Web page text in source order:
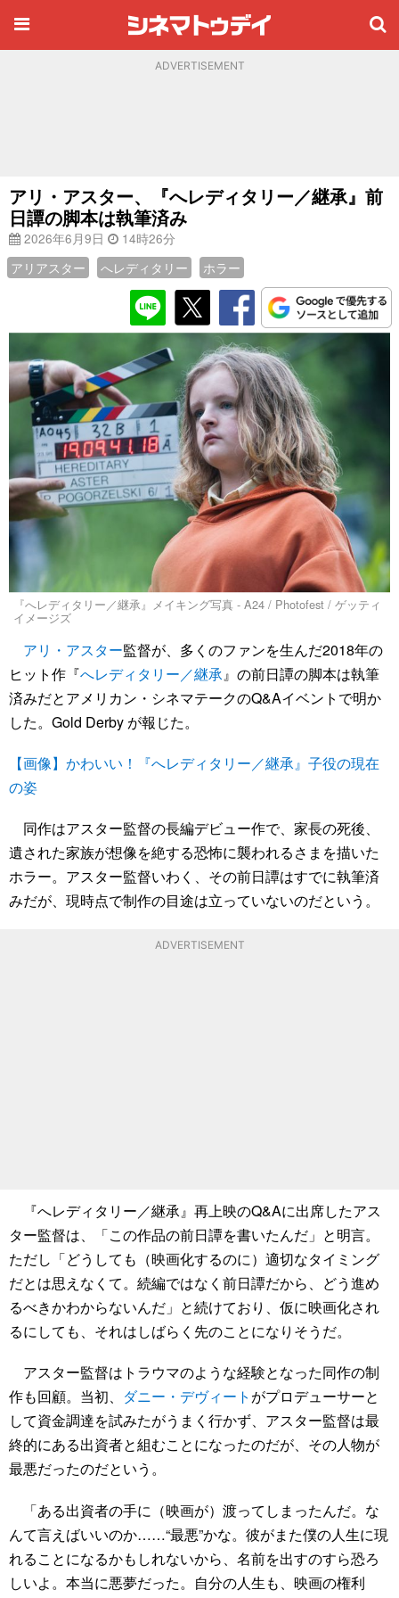
ADVERTISEMENT
アリ・アスター、『へレディタリー／継承』前
日譚の脚本は執筆済み
2026年6月9日
14時26分
アリアスター
へレディタリー ホラー
『へレディタリー／継承』メイキング写真 - A24 / Photofest / ゲッティ
イメージズ
アリ・アスター監督が、多くのファンを生んだ2018年の
ヒット作『へレディタリー／継承 』の前日譚の脚本は執筆
済みだとアメリカン・シネマテークのQ&Aイベントで明か
した。Gold Derby が報じた。
【画像】かわいい！『へレディタリー／継承』子役の現在
の姿
同作はアスター監督の長編デビュー作で、家長の死後、
遺された家族が想像を絶する恐怖に襲われるさまを描いた
ホラー。アスター監督いわく、その前日譚はすでに執筆済
みだが、現時点で制作の目途は立っていないのだという。
ADVERTISEMENT
『へレディタリー／継承』再上映のQ&Aに出席したアス
ター監督は、「この作品の前日譚を書いたんだ」と明言。
ただし「どうしても（映画化するのに）適切なタイミング
だとは思えなくて。続編ではなく前日譚だから、どう進め
るべきかわからないんだ」と続けており、仮に映画化され
るにしても、それはしばらく先のことになりそうだ。
アスター監督はトラウマのような経験となった同作の制
作も回顧。当初、 ダニー・デヴィート がプロデューサーと
して資金調達を試みたがうまく行かず、アスター監督は最
終的にある出資者と組むことになったのだが、その人物が
最悪だったのだという。
「ある出資者の手に（映画が）渡ってしまったんだ。な
んて言えばいいのか……“最悪”かな。彼がまた僕の人生に現
れることになるかもしれないから、名前を出すのすら恐ろ
しいよ。本当に悪夢だった。自分の人生も、映画の権利